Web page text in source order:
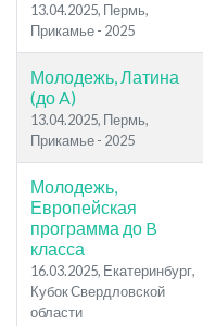
13.04.2025, Пермь,
Прикамье - 2025
Молодежь, Латина
(до A)
13.04.2025, Пермь,
Прикамье - 2025
Молодежь,
Европейская
программа до B
класса
16.03.2025, Екатеринбург,
Кубок Свердловской
области